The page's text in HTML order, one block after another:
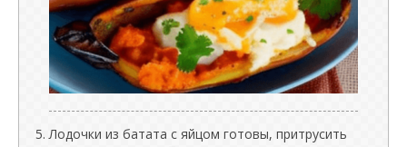
Лодочки из батата с яйцом готовы, притрусить